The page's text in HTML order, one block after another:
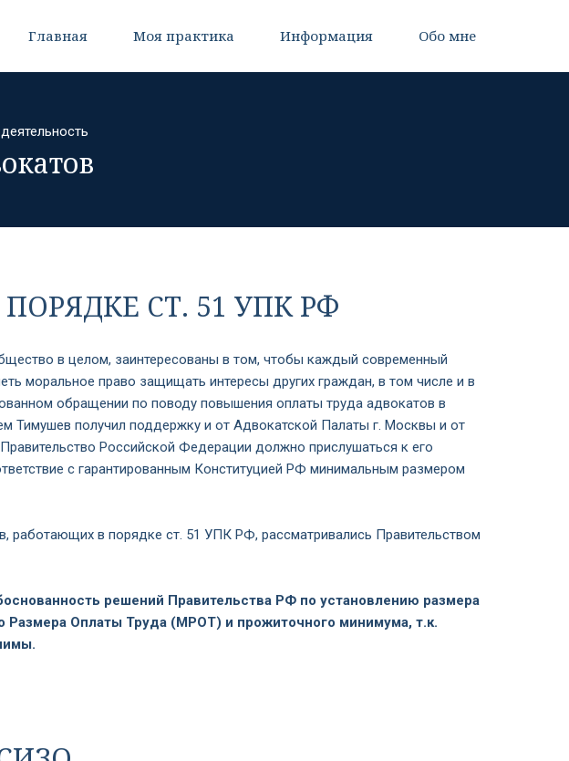
Главная Моя практика Информация Обо мне
СТ. 51 УПК РФ
в целом, заинтересованы в том, чтобы каждый современный
моральное право защищать интересы других граждан, в том числе и в
обращении по поводу повышения оплаты труда адвокатов в
Тимушев получил поддержку и от Адвокатской Палаты г. Москвы и от
Российской Федерации должно прислушаться к его
с гарантированным Конституцией РФ минимальным размером
в порядке ст. 51 УПК РФ, рассматривались Правительством
решений Правительства РФ по установлению размера
Оплаты Труда (МРОТ) и прожиточного минимума, т.к.